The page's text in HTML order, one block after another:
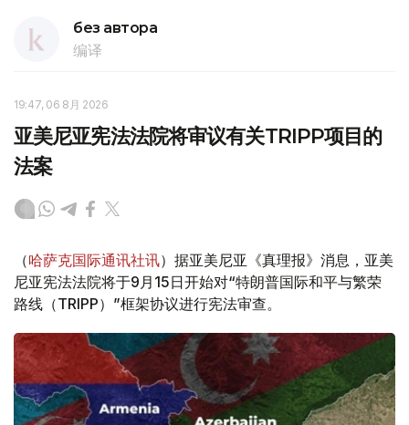
без автора
编译
19:47, 06 8月 2026
亚美尼亚宪法法院将审议有关TRIPP项目的
法案
（哈萨克国际通讯社讯）据亚美尼亚《真理报》消息，亚美
尼亚宪法法院将于9月15日开始对“特朗普国际和平与繁荣
路线（TRIPP）”框架协议进行宪法审查。